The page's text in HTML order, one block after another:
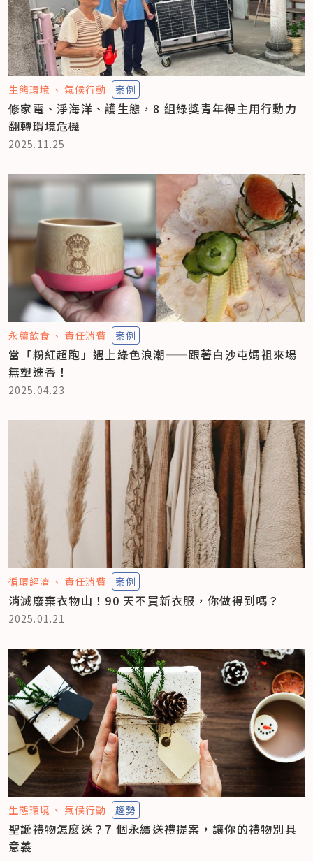
生態環境 氣候行動 案例
修家電、淨海洋、護生態，8 組綠獎青年得主用行動力
翻轉環境危機
2025.11.25
永續飲食 責任消費 案例
當「粉紅超跑」遇上綠色浪潮——跟著白沙屯媽祖來場
無塑進香！
2025.04.23
循環經濟 責任消費 案例
消滅廢棄衣物山！90 天不買新衣服，你做得到嗎？
2025.01.21
生態環境 氣候行動 趨勢
聖誕禮物怎麼送？7 個永續送禮提案，讓你的禮物別具
意義